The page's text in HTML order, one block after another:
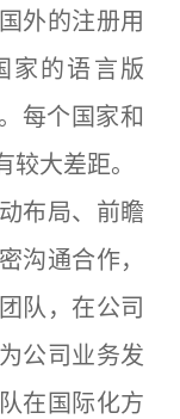
外的注册用
家的语言版
每个国家和
大差距。
布局、前瞻
沟通合作，
队，在公司
公司业务发
在国际化方